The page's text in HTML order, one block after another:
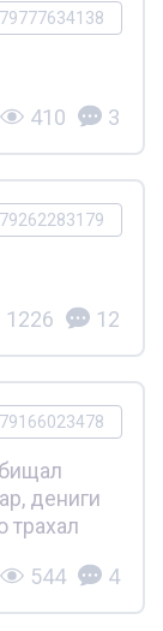
410 3
1226 12
дениги
трахал
544 4